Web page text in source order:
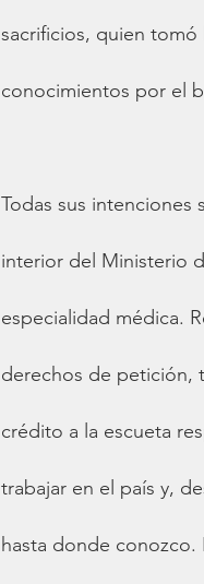
sacrificios, quien tomó
conocimientos por el
Todas sus intenciones
interior del Ministerio
especialidad médica.
derechos de petición,
crédito a la escueta
trabajar en el país y,
hasta donde conozco.